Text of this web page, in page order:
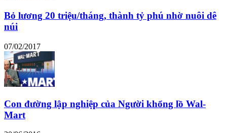
Bỏ lương 20 triệu/tháng, thành tỷ phú nhờ nuôi dê
núi
07/02/2017
Con đường lập nghiệp của Người khổng lồ Wal-
Mart